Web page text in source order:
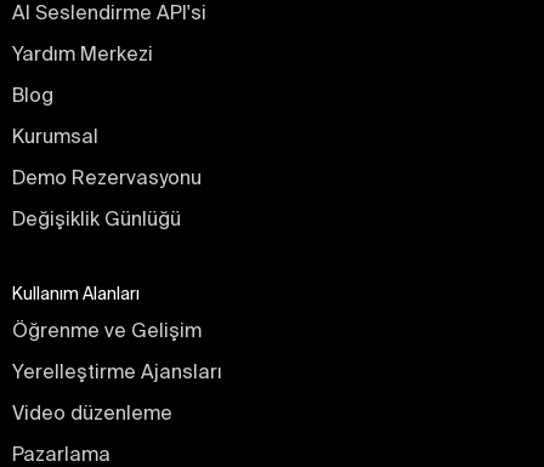
AI Seslendirme API'si
Yardım Merkezi
Blog
Kurumsal
Demo Rezervasyonu
Değişiklik Günlüğü
Kullanım Alanları
Öğrenme ve Gelişim
Yerelleştirme Ajansları
Video düzenleme
Pazarlama